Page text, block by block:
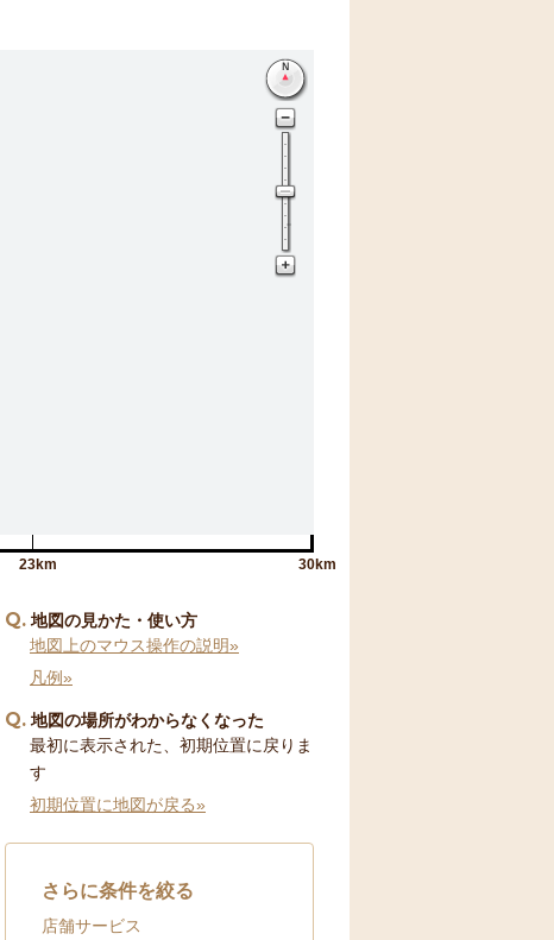
23km 30km
Q 地図の見かた・使い方
地図上のマウス操作の説明»
凡例»
Q 地図の場所がわからなくなった
最初に表示された、初期位置に戻りま
す
初期位置に地図が戻る»
さらに条件を絞る
店舗サービス